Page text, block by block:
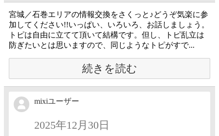
宮城／石巻エリアの情報交換をさくっと♪どうぞ気楽に参
加してください!!いっぱい、いろいろ、お話しましょう。
トピは自由に立てて頂いて結構です。但し、トピ乱立は
防ぎたいとは思いますので、同じようなトピがすで...
続きを読む
mixiユーザー
2025年12月30日